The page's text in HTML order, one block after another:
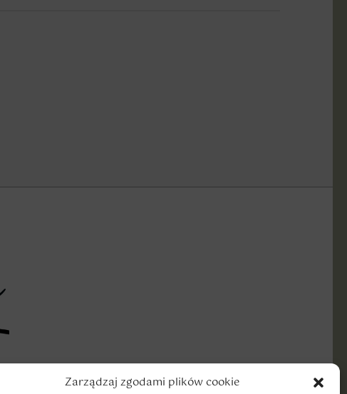
Zarządzaj zgodami plików cookie